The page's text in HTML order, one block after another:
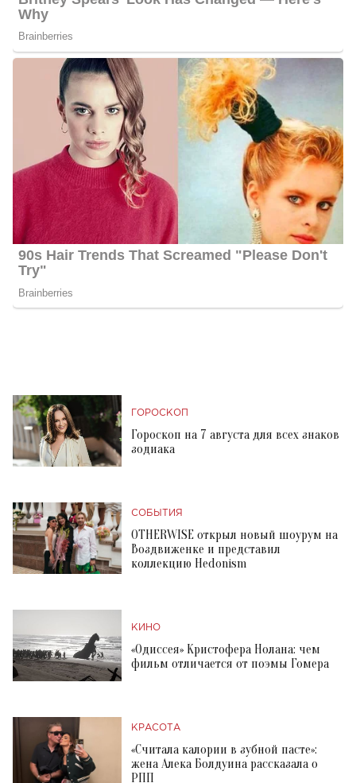
ГОРОСКОП
Гороскоп на 7 августа для всех знаков
зодиака
СОБЫТИЯ
OTHERWISE открыл новый шоурум на
Воздвиженке и представил
коллекцию Hedonism
КИНО
«Одиссея» Кристофера Нолана: чем
фильм отличается от поэмы Гомера
КРАСОТА
«Считала калории в зубной пасте»:
жена Алека Болдуина рассказала о
РПП